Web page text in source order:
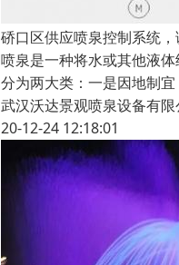
硚口区供应喷泉控制系统
喷泉是一种将水或其他液
分为两大类：一是因地制
武汉沃达景观喷泉设备有限
20-12-24 12:18:01